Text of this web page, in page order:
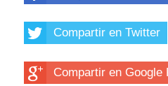
Compartir en Twitter
Compartir en Google